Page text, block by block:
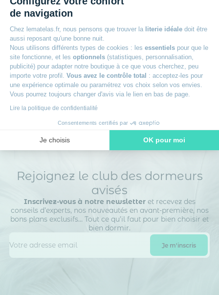
de navigation
Chez lematelas.fr, nous pensons que trouver la literie idéale doit être
aussi reposant qu'une bonne nuit.
Nous utilisons différents types de cookies : les essentiels pour que le
site fonctionne, et les optionnels (statistiques, personnalisation,
publicité) pour adapter notre boutique à ce que vous cherchez, peu
importe votre profil. Vous avez le contrôle total : acceptez-les pour
une expérience optimale ou paramétrez vos choix selon vos envies.
Vous pourrez toujours changer d'avis via le lien en bas de page.
Lire la politique de confidentialité
Consentements certifiés par
Je choisis OK pour moi
Notre plateforme vous permet d'adapter et de gérer vos
100 nuits d’essai sur les matelas
Paiement en 3x sans frais avec Oney
Livraison offerte
Des experts à votre écoute
Rejoignez le club des dormeurs
avisés
Inscrivez-vous à notre newsletteret recevez des
conseils d’experts, nos nouveautés en avant-première, nos
bons plans exclusifs… Tout ce qu’il faut pour bien choisir et
bien dormir.